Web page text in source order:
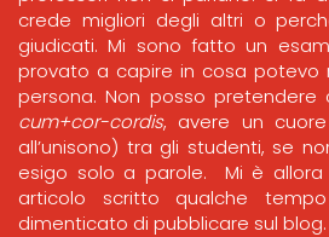
crede migliori degli altri o
giudicati. Mi sono fatto un
provato a capire in cosa potevo
persona. Non posso pretendere
cum+cor-cordis, avere un
all’unisono) tra gli studenti, se
esigo solo a parole. Mi è
articolo scritto qualche
dimenticato di pubblicare sul blog.